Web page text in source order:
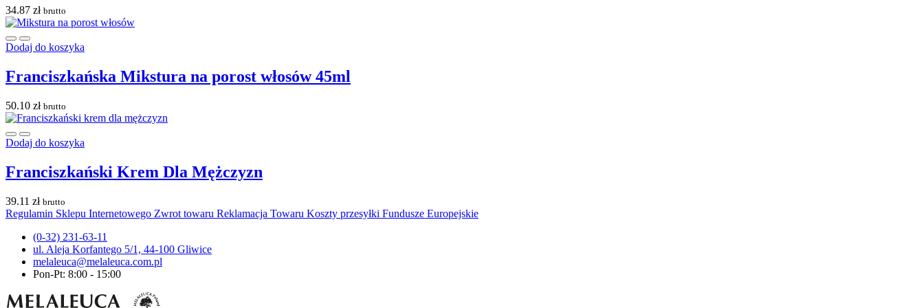
34.87 zł brutto
Dodaj do koszyka
Franciszkańska Mikstura na porost włosów 45ml
50.10 zł brutto
Dodaj do koszyka
Franciszkański Krem Dla Mężczyzn
39.11 zł brutto
Regulamin Sklepu Internetowego Zwrot towaru Reklamacja Towaru Koszty przesyłki Fundusze Europejskie
(0-32) 231-63-11
ul. Aleja Korfantego 5/1, 44-100 Gliwice
melaleuca@melaleuca.com.pl
Pon-Pt: 8:00 - 15:00